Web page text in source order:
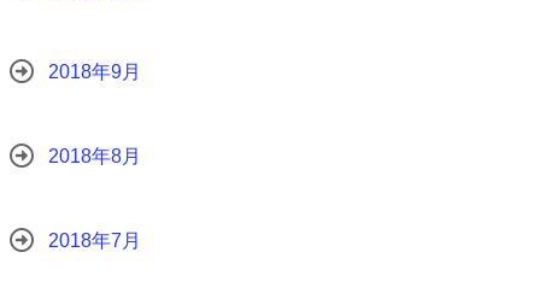
2018年9月
2018年8月
2018年7月